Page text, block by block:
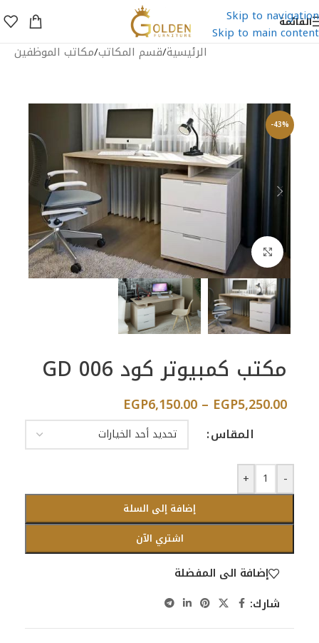
Skip to navigation
Skip to main content
القائمة
الرئيسية/قسم المكاتب/مكاتب الموظفين
-43%
اضغط للتكبير
مكتب كمبيوتر كود GD 006
EGP5,250.00
–
EGP6,150.00
المقاس
-
+
إضافة إلى السلة
اشتري الآن
إضافة الى المفضلة
شارك: